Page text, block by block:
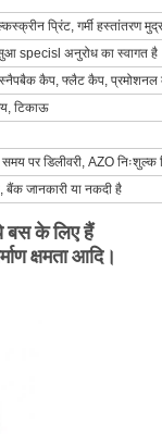
प्रिंट, गर्मी हस्तांतरण
specisl अनुरोध का स्वागत है
कैप, फ्लैट कैप, प्रमोशनल
टिकाऊ
पर डिलीवरी, AZO निःशुल्क
बैंक जानकारी या नकदी है
बस के लिए हैं
क्षमता आदि।